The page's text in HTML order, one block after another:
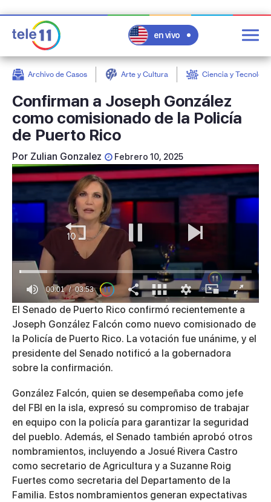
en vivo
Archivo de Casos Arte y Cultura Ciencia y
Confirman a Joseph González
como comisionado de la Policía
de Puerto Rico
Por Zulian Gonzalez Febrero 10, 2025
0
3
minutes,
seconds
00:01 03:53
El Senado de Puerto Rico confirmó recientemente a
Joseph González Falcón como nuevo comisionado de
la Policía de Puerto Rico. La votación fue unánime, y el
presidente del Senado notificó a la gobernadora
sobre la confirmación.
González Falcón, quien se desempeñaba como jefe
del FBI en la isla, expresó su compromiso de trabajar
en equipo con la policía para garantizar la seguridad
del pueblo. Además, el Senado también aprobó otros
nombramientos, incluyendo a Josué Rivera Castro
como secretario de Agricultura y a Suzanne Roig
Fuertes como secretaria del Departamento de la
Familia. Estos nombramientos generan expectativas
post